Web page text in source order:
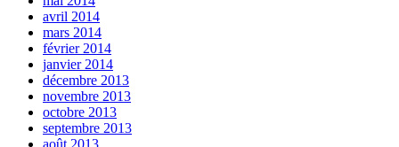
avril 2014
mars 2014
février 2014
janvier 2014
décembre 2013
novembre 2013
octobre 2013
septembre 2013
août 2013